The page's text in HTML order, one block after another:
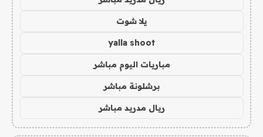
يلا شوت
yalla shoot
مباريات اليوم مباشر
برشلونة مباشر
ريال مدريد مباشر